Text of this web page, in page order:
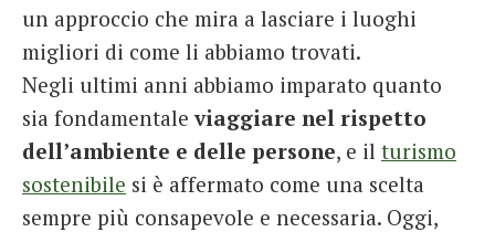
un approccio che mira a lasciare i luoghi
migliori di come li abbiamo trovati.
Negli ultimi anni abbiamo imparato quanto
sia fondamentale viaggiare nel rispetto
dell’ambiente e delle persone, e il turismo
sostenibile si è affermato come una scelta
sempre più consapevole e necessaria. Oggi,